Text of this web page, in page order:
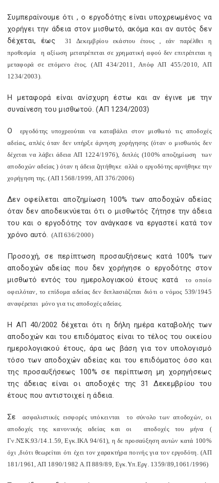
Συμπεραίνουμε ότι , ο εργοδότης είναι υποχρεωμένος να
χορήγει την άδεια στον μισθωτό, ακόμα και αν αυτός δεν
δέχεται, έως
31 Δεκεμβρίου εκάστου έτους , εάν παρέλθει η
προθεσμία
η αξίωση μετατρέπεται σε χρηματική αφού δεν επιτρέπεται η
μεταφορά σε επόμενο έτος. (ΑΠ 434/2011, Απόφ ΑΠ 455/2010, ΑΠ
1234/2003).
Η μεταφορά είναι ανίσχυρη έστω και αν έγινε με την
συναίνεση του μισθωτού. (ΑΠ 1234/2003)
Ο
εργοδότης υποχρεούται να καταβάλει στον μισθωτό τις αποδοχές
αδείας, απλές όταν δεν υπήρξε άρνηση χορήγησης (όταν ο μισθωτός δεν
δέχεται να λάβει άδεια ΑΠ 1224/1976), διπλές (100% αποζημίωση
των
αποδοχών αδείας ) όταν η άδεια ζητήθηκε αλλά ο εργοδότης αρνήθηκε την
χορήγηση της. (ΑΠ 1568/1999, ΑΠ 376/2006)
Δεν οφείλεται αποζημίωση 100% των αποδοχών αδείας
όταν δεν αποδεικνύεται ότι ο μισθωτός ζήτησε την άδεια
του και ο εργοδότης τον ανάγκασε να εργαστεί κατά τον
χρόνο αυτό. (ΑΠ 636/2000)
Προσοχή, σε περίπτωση προσαυξήσεως κατά 100% των
αποδοχών αδείας που δεν χορήγησε ο εργοδότης στον
μισθωτό εντός του ημερολογιακού έτους κατά
το οποίο
οφειλόταν, το επίδομα αδείας δεν διπλασιάζεται διότι ο νόμος 539/1945
αναφέρεται μόνο για τις αποδοχές αδείας.
Η ΑΠ 40/2002 δέχεται ότι η δήλη ημέρα καταβολής των
αποδοχών και του επιδόματος είναι το τέλος του οικείου
ημερολογιακού έτους, άρα ως βάση για τον υπολογισμό
τόσο των αποδοχών αδείας και του επιδόματος όσο και
της προσαυξήσεως 100% σε περίπτωση μη χορηγήσεως
της άδειας είναι οι αποδοχές της 31 Δεκεμβρίου του
έτους που αντιστοιχεί η άδεια.
Σε ασφαλιστικές εισφορές υπόκεινται
το σύνολο των αποδοχών, οι
αποδοχές της κανονικής αδείας και οι
αποδοχές του μήνα (
Γν.ΝΣΚ.93/14.1.59, Εγκ.ΙΚΑ 94/61), η δε προσαύξηση αυτών κατά 100%
όχι ,διότι θεωρείται ότι έχει τον χαρακτήρα ποινής για τον εργοδότη. (ΑΠ
181/1961, ΑΠ 1890/1982 Α.Π 889/89, Εγκ.Υπ.Εργ. 1359/89,1061/1996)